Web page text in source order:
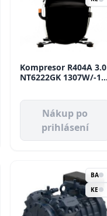
Kompresor R404A 3.0
NT6222GK 1307W/-10
Nákup po
prihlásení
BA
KE